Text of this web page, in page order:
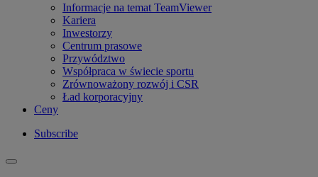
Informacje na temat TeamViewer
Kariera
Inwestorzy
Centrum prasowe
Przywództwo
Współpraca w świecie sportu
Zrównoważony rozwój i CSR
Ład korporacyjny
Ceny
Subscribe